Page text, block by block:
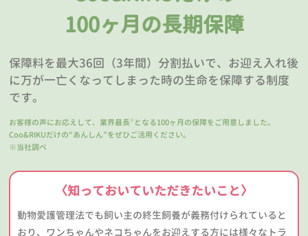
100ヶ月の長期保障
保障料を最大36回（3年間）分割払いで、お迎え入れ後
に万が一亡くなってしまった時の生命を保障する制度
です。
お客様の声にお応えして、業界最長 ※ となる100ヶ月の保障をご用意しました。
Coo&RIKUだけの“あんしん”をぜひご活用ください。
※当社調べ
〈知っておいていただきたいこと〉
動物愛護管理法でも飼い主の終生飼養が義務付けられていると
おり、ワンちゃんやネコちゃんをお迎えする方には様々なトラ